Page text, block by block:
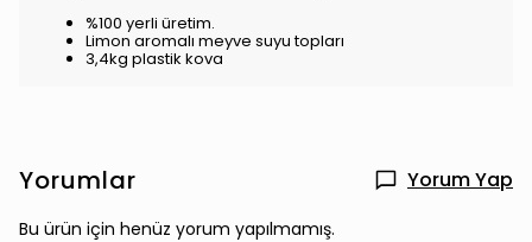
%100 yerli üretim.
Limon aromalı meyve suyu topları
3,4kg plastik kova
Yorumlar Yorum Yap
Bu ürün için henüz yorum yapılmamış.